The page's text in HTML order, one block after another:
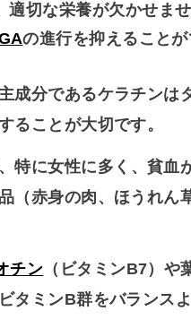
適切な栄養が欠かせま
の進行を抑えることが
主成分であるケラチン
ることが大切です。
特に女性に多く、貧血
（赤身の肉、ほうれん
チン （ビタミンB7）
タミンB群をバランス